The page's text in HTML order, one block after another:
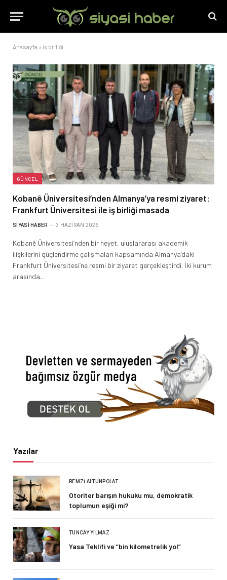
Anasayfa » iş birliği
GÜNCEL
Kobanê Üniversitesi’nden Almanya’ya resmi ziyaret:
Frankfurt Üniversitesi ile iş birliği masada
SIYASI HABER 3 HAZIRAN 2026
Kobanê Üniversitesi’nden bir heyet, uluslararası akademik
ilişkilerini güçlendirme çalışmaları kapsamında Almanya’daki
Frankfurt Üniversitesi’ne resmi bir ziyaret gerçekleştirdi. İki kurum
arasında…
Yazılar
REMZI ALTUNPOLAT
Otoriter barışın hukuku mu, demokratik
toplumun eşiği mi?
TUNCAY YILMAZ
Yasa Teklifi ve “bin kilometrelik yol”